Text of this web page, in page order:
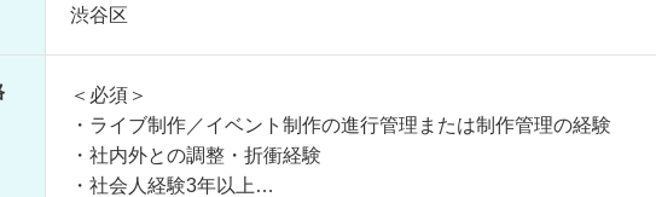
※20時間分の残業代含む（超過分は別途支給）
※残業20時間以内
渋谷区
＜必須＞
・ライブ制作／イベント制作の進行管理または制作管理の経験
・社内外との調整・折衝経験
・社会人経験3年以上